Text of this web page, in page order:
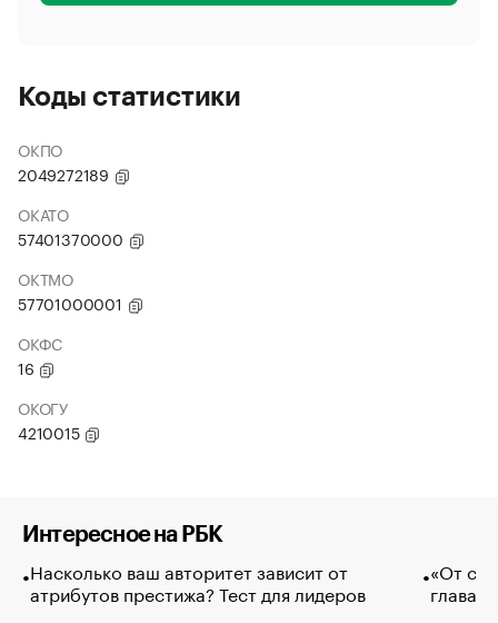
Коды статистики
ОКПО
2049272189
ОКАТО
57401370000
ОКТМО
57701000001
ОКФС
16
ОКОГУ
4210015
Интересное на РБК
Насколько ваш авторитет зависит от
атрибутов престижа? Тест для лидеров
«От
глава